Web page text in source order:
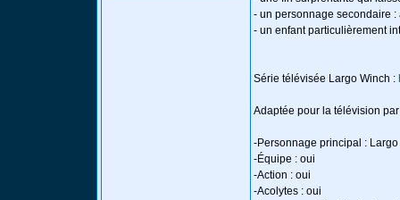
- un personnage secondaire
- un enfant particulièrement
Série télévisée Largo Winch :
Adaptée pour la télévision
-Personnage principal :
-Équipe : oui
-Action : oui
-Acolytes : oui